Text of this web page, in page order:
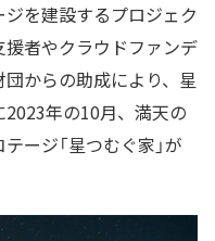
を建設するプロジェク
者やクラウドファンデ
からの助成により、星
年の10月、満天の
ージ「星つむぐ家」が